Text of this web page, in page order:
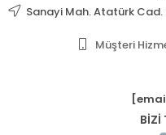
Sanayi Mah. Atatürk Cad.
Müşteri
BİZİ